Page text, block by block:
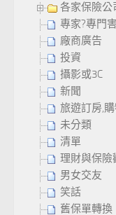
各家保險公
專家?專門
廠商廣告
投資
攝影或3C
新聞
旅遊訂房,
未分類
清單
理財與保險
男女交友
笑話
舊保單轉換